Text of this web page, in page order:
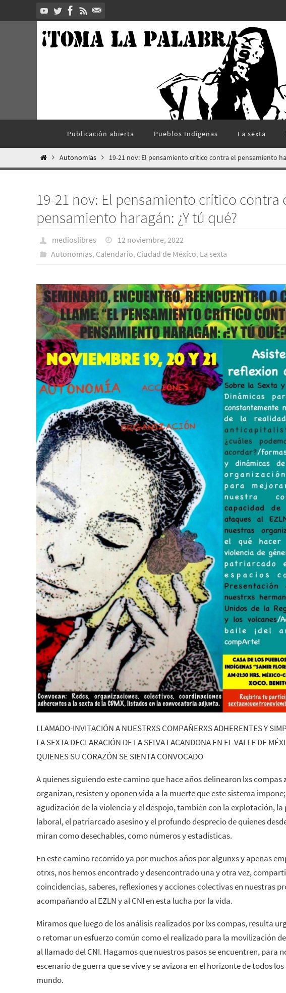
al
contenido
Publicación abierta Pueblos Indí­genas La sexta
InicioAutonomías 19-21 nov: El pensamiento crítico contra el pensamiento
19-21 nov: El pensamiento crítico contra
pensamiento haragán: ¿Y tú qué?
medioslibres
12 noviembre, 2022
Autonomías, Calendario, Ciudad de México, La sexta
LLAMADO-INVITACIÓN A NUESTRXS COMPAÑERXS ADHERENTES Y
LA SEXTA DECLARACIÓN DE LA SELVA LACANDONA EN EL VALLE DE
QUIENES SU CORAZÓN SE SIENTA CONVOCADO
A quienes siguiendo este camino que hace años delinearon lxs compas
organizan, resisten y oponen vida a la muerte que este sistema
agudización de la violencia y el despojo, también con la explotación,
laboral, el patriarcado asesino y el profundo desprecio de quienes
miran como desechables, como números y estadísticas.
En este camino recorrido ya por muchos años por algunxs y apenas
otrxs, nos hemos encontrado y desencontrado una y otra vez,
coincidencias, saberes, reflexiones y acciones colectivas en nuestras
acompañando al EZLN y al CNI en esta lucha por la vida.
Miramos que luego de los análisis realizados por lxs compas, resulta
o retomar un esfuerzo común como el realizado para la movilización
al llamado del CNI. Hagamos que nuestros pasos se encuentren, para
escenario de guerra que se vive y se avizora en el horizonte de todos
mundo.